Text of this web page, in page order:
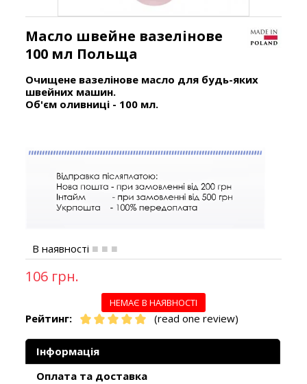
Масло швейне вазелінове
100 мл Польща
Очищене вазелінове масло для будь-яких
швейних машин.
Об'єм оливниці - 100 мл.
В наявності
106 грн.
НЕМАЄ В НАЯВНОСТІ
Рейтинг: (read one review)
Інформація
Оплата та доставка